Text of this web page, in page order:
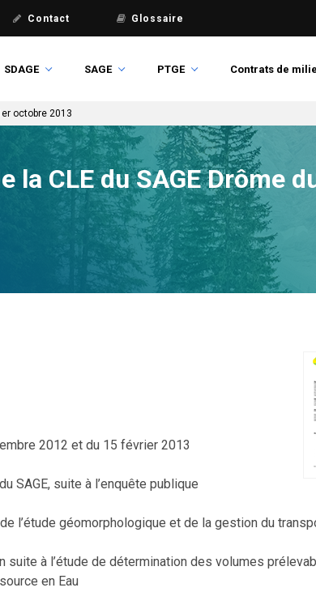
Contact Glossaire
SDAGE SAGE PTGE Contrats de
octobre 2013
la CLE du SAGE Drôme
2012 et du 15 février 2013
SAGE, suite à l’enquête publique
l’étude géomorphologique et de la gestion du
suite à l’étude de détermination des volumes
en Eau